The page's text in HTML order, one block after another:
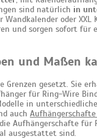
sind natürlich in
oder XXL
und sorgen sofort für
und Maßen
Grenzen gesetzt. Sie
für Ring-Wire
in
auch
Aufhängerschafte für
ausgestattet sind.